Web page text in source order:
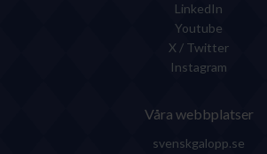
LinkedIn
Youtube
X / Twitter
Instagram
Våra webbplatser
svenskgalopp.se